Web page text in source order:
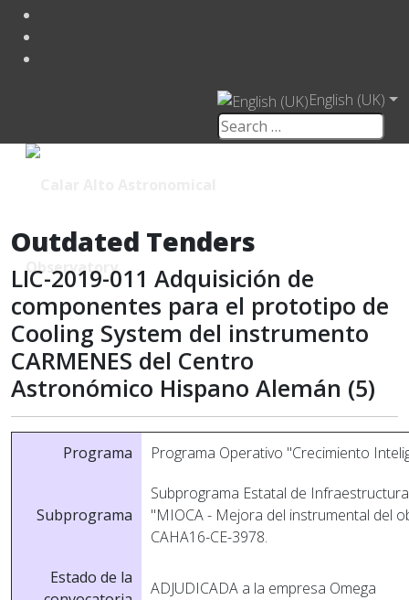
English (UK)
Outdated Tenders
LIC-2019-011 Adquisición de
componentes para el prototipo de
Cooling System del instrumento
CARMENES del Centro
Astronómico Hispano Alemán (5)
Programa Programa Operativo "Crecimiento
Subprograma
Subprograma Estatal de
"MIOCA - Mejora del instrumental del
CAHA16-CE-3978.
Estado de la
ADJUDICADA a la empresa Omega